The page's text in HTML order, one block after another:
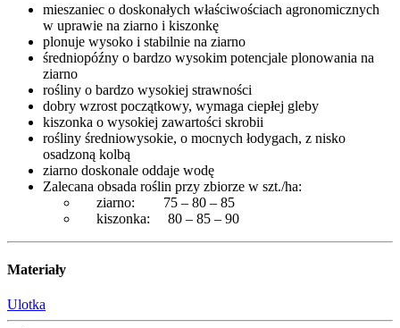
mieszaniec o doskonałych właściwościach agronomicznych
w uprawie na ziarno i kiszonkę
plonuje wysoko i stabilnie na ziarno
średniopóźny o bardzo wysokim potencjale plonowania na
ziarno
rośliny o bardzo wysokiej strawności
dobry wzrost początkowy, wymaga ciepłej gleby
kiszonka o wysokiej zawartości skrobii
rośliny średniowysokie, o mocnych łodygach, z nisko
osadzoną kolbą
ziarno doskonale oddaje wodę
Zalecana obsada roślin przy zbiorze w szt./ha:
ziarno: 75 – 80 – 85
kiszonka: 80 – 85 – 90
Materiały
Ulotka